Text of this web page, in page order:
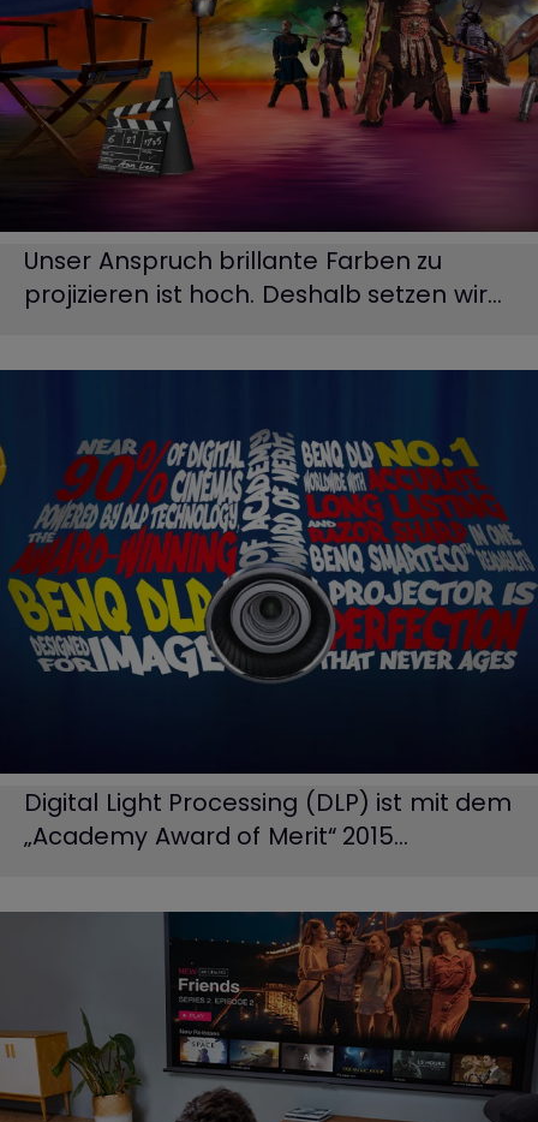
Unser Anspruch brillante Farben zu
projizieren ist hoch. Deshalb setzen wir...
Digital Light Processing (DLP) ist mit dem
„Academy Award of Merit“ 2015...